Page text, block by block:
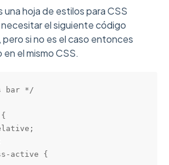
una hoja de estilos para CSS
necesitar el siguiente código
pero si no es el caso entonces
el mismo CSS.
bar */
active {